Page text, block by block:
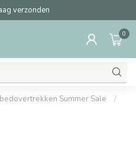
verzonden
0
Summer Sale
/